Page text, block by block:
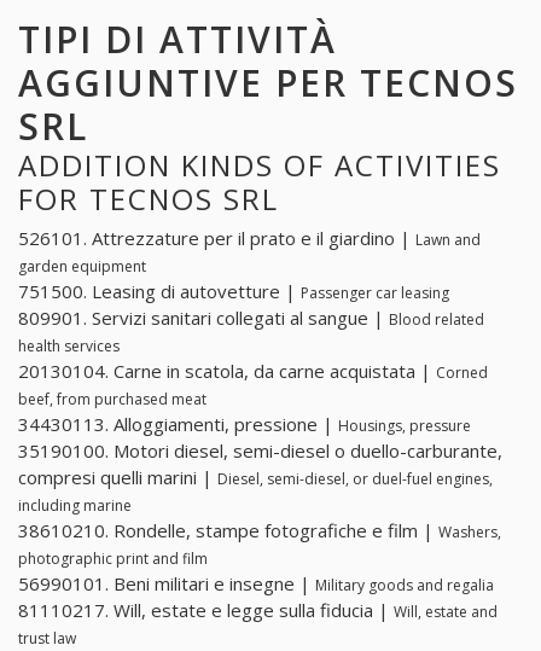
TIPI DI ATTIVITÀ
AGGIUNTIVE PER TECNOS
SRL
ADDITION KINDS OF ACTIVITIES
FOR TECNOS SRL
526101. Attrezzature per il prato e il giardino | Lawn and
garden equipment
751500. Leasing di autovetture | Passenger car leasing
809901. Servizi sanitari collegati al sangue | Blood related
health services
20130104. Carne in scatola, da carne acquistata | Corned
beef, from purchased meat
34430113. Alloggiamenti, pressione | Housings, pressure
35190100. Motori diesel, semi-diesel o duello-carburante,
compresi quelli marini | Diesel, semi-diesel, or duel-fuel engines,
including marine
38610210. Rondelle, stampe fotografiche e film | Washers,
photographic print and film
56990101. Beni militari e insegne | Military goods and regalia
81110217. Will, estate e legge sulla fiducia | Will, estate and
trust law